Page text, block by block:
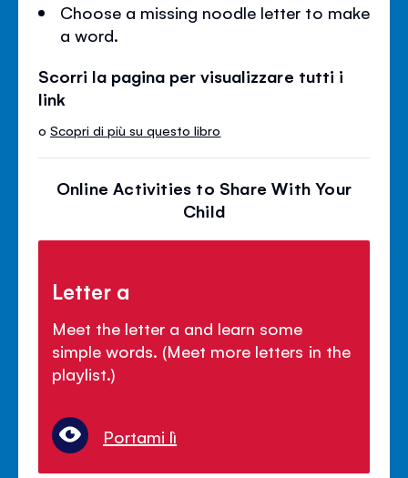
Choose a missing noodle letter to make
a word.
Scorri la pagina per visualizzare tutti i
link
oScopri di più su questo libro
Online Activities to Share With Your
Child
Letter a
Meet the letter a and learn some
simple words. (Meet more letters in the
playlist.)
Portami lì